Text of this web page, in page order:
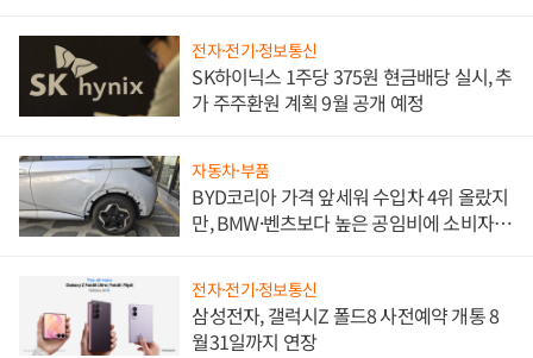
전자·전기·정보통신
SK하이닉스 1주당 375원 현금배당 실시, 추
가 주주환원 계획 9월 공개 예정
자동차·부품
BYD코리아 가격 앞세워 수입차 4위 올랐지
만, BMW·벤츠보다 높은 공임비에 소비자
전자·전기·정보통신
삼성전자, 갤럭시Z 폴드8 사전예약 개통 8
월31일까지 연장